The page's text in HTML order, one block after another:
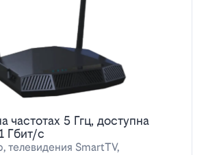
частотах 5 Ггц, доступна
Гбит/с
телевидения SmartTV,